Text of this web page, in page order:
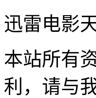
迅雷电影
本站所有
利，请与